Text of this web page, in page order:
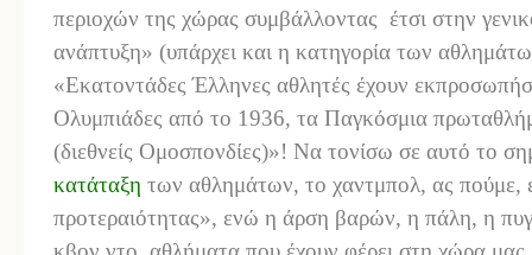
περιοχών της χώρας συμβάλλοντας έτσι στην
ανάπτυξη» (υπάρχει και η κατηγορία των
«Εκατοντάδες Έλληνες αθλητές έχουν
Ολυμπιάδες από το 1936, τα Παγκόσμια
(διεθνείς Ομοσπονδίες)»! Να τονίσω σε αυτό το
κατάταξη των αθλημάτων, το χαντμπολ, ας πούμε,
προτεραιότητας», ενώ η άρση βαρών, η πάλη, η